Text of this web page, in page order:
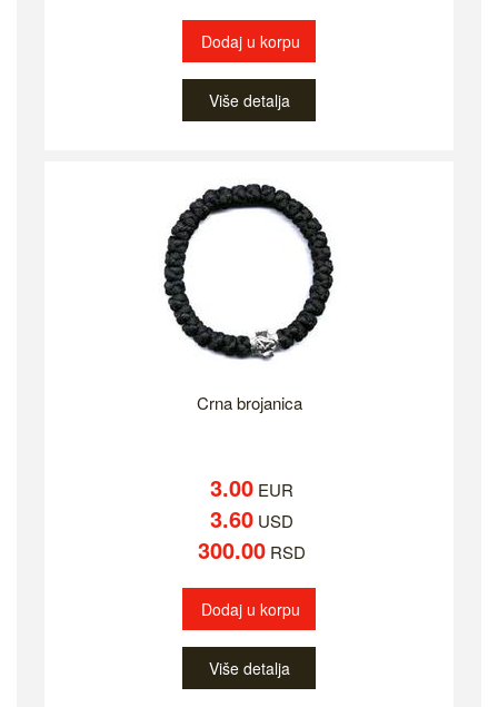
Dodaj u korpu
Više detalja
Crna brojanica
3.00 EUR
3.60 USD
300.00 RSD
Dodaj u korpu
Više detalja